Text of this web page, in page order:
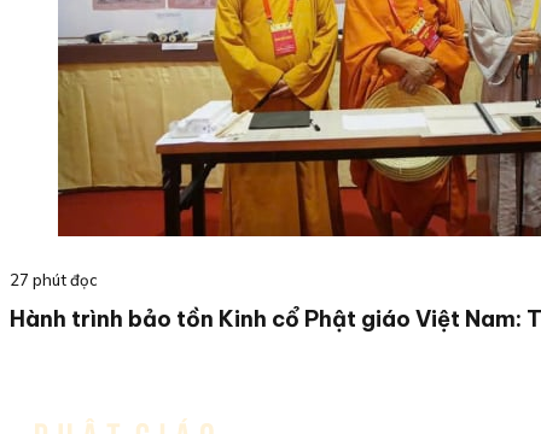
27 phút đọc
Hành trình bảo tồn Kinh cổ Phật giáo Việt Nam: